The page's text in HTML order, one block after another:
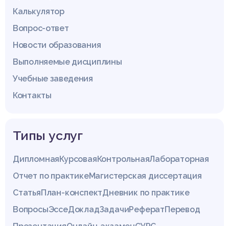
Калькулятор
Вопрос-ответ
Новости образования
Выполняемые дисциплины
Учебные заведения
Контакты
Типы услуг
ДипломнаяКурсоваяКонтрольнаяЛабораторная
Отчет по практикеМагистерская диссертация
СтатьяПлан-конспектДневник по практике
ВопросыЭссеДокладЗадачиРефератПеревод